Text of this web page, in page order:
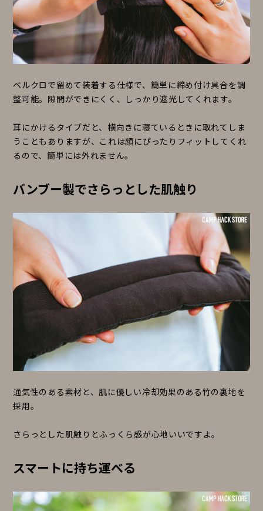
ベルクロで留めて装着する仕様で、簡単に締め付け具合を調
整可能。隙間ができにくく、しっかり遮光してくれます。
耳にかけるタイプだと、横向きに寝ているときに取れてしま
うこともありますが、これは顔にぴったりフィットしてくれ
るので、簡単には外れません。
バンブー製でさらっとした肌触り
通気性のある素材と、肌に優しい冷却効果のある竹の裏地を
採用。
さらっとした肌触りとふっくら感が心地いいですよ。
スマートに持ち運べる